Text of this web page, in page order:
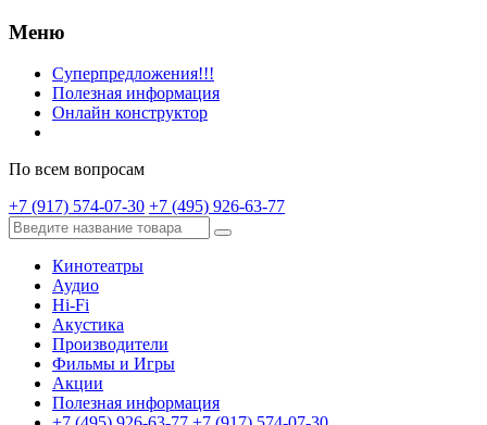
Меню
Суперпредложения!!!
Полезная информация
Онлайн конструктор
По всем вопросам
+7 (917) 574-07-30 +7 (495) 926-63-77
Кинотеатры
Аудио
Hi-Fi
Акустика
Производители
Фильмы и Игры
Акции
Полезная информация